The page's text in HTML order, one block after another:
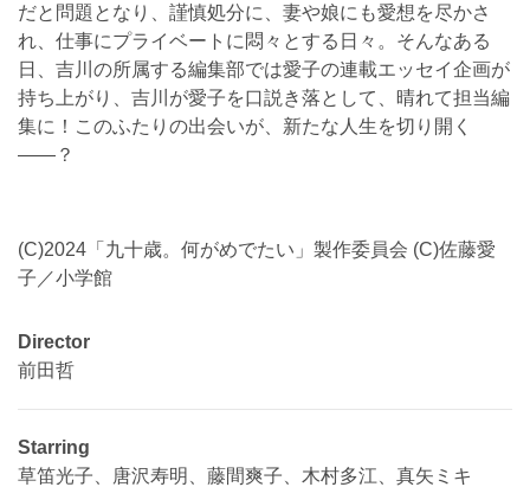
だと問題となり、謹慎処分に、妻や娘にも愛想を尽かさ
れ、仕事にプライベートに悶々とする日々。そんなある
日、吉川の所属する編集部では愛子の連載エッセイ企画が
持ち上がり、吉川が愛子を口説き落として、晴れて担当編
集に！このふたりの出会いが、新たな人生を切り開く
――？
(C)2024「九十歳。何がめでたい」製作委員会 (C)佐藤愛
子／小学館
Director
前田哲
Starring
草笛光子、唐沢寿明、藤間爽子、木村多江、真矢ミキ